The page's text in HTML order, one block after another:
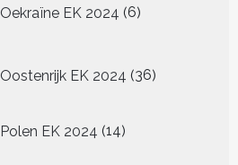
Oekraïne EK 2024 6
producten
Oostenrijk EK 2024 36
producten
Polen EK 2024 1414